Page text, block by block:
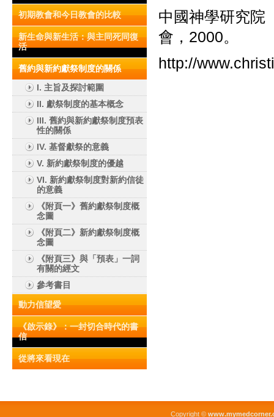
初期教會和今日教會的比較
新生命與新生活：與主同死同復
活
舊約與新約獻祭制度的關係
I. 主旨及探討範圍
II. 獻祭制度的基本概念
III. 舊約與新約獻祭制度預表
性的關係
IV. 基督獻祭的意義
V. 新約獻祭制度的優越
VI. 新約獻祭制度對新約信徒
的意義
《附頁一》舊約獻祭制度概
念圖
《附頁二》新約獻祭制度概
念圖
《附頁三》與「預表」一詞
有關的經文
參考書目
動力信望愛
《啟示錄》：一封切合時代的書
信
從將來看現在
中國神學研究院
會，2000。
http://
Copyright ©